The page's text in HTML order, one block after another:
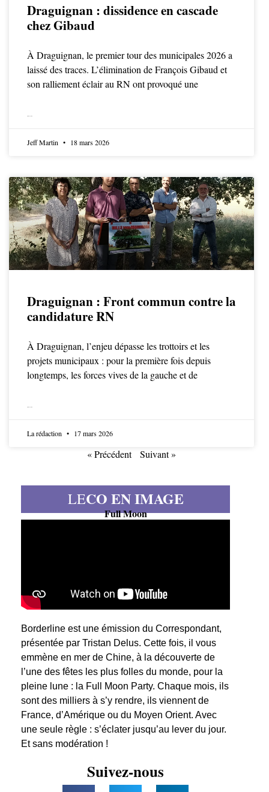
Draguignan : dissidence en cascade
chez Gibaud
À Draguignan, le premier tour des municipales 2026 a
laissé des traces. L’élimination de François Gibaud et
son ralliement éclair au RN ont provoqué une
Jeff Martin 18 mars 2026
Draguignan : Front commun contre la
candidature RN
À Draguignan, l’enjeu dépasse les trottoirs et les
projets municipaux : pour la première fois depuis
longtemps, les forces vives de la gauche et de
La rédaction 17 mars 2026
« Précédent Suivant »
LECO EN IMAGE
Full Moon
Borderline est une émission du Correspondant,
présentée par Tristan Delus. Cette fois, il vous
emmène en mer de Chine, à la découverte de
l’une des fêtes les plus folles du monde, pour la
pleine lune : la Full Moon Party. Chaque mois, ils
sont des milliers à s’y rendre, ils viennent de
France, d’Amérique ou du Moyen Orient. Avec
une seule règle : s’éclater jusqu’au lever du jour.
Et sans modération !
Suivez-nous